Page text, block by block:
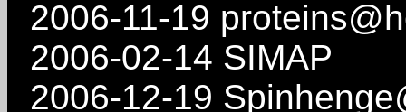
2006-11-19
2006-02-14 SIMAP
2006-12-19